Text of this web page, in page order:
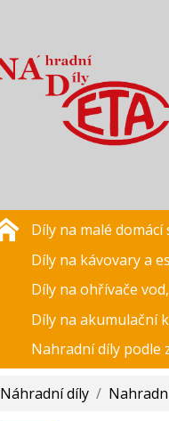
Díly na malé
Díly na kávovary a
Díly na ohřívače
Díly na akumulační
Nahradní díly podle
Náhradní díly /